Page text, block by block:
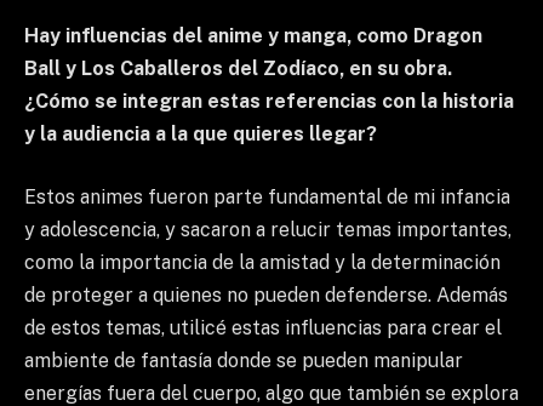
Hay influencias del anime y manga, como Dragon
Ball y Los Caballeros del Zodíaco, en su obra.
¿Cómo se integran estas referencias con la historia
y la audiencia a la que quieres llegar?
Estos animes fueron parte fundamental de mi infancia
y adolescencia, y sacaron a relucir temas importantes,
como la importancia de la amistad y la determinación
de proteger a quienes no pueden defenderse. Además
de estos temas, utilicé estas influencias para crear el
ambiente de fantasía donde se pueden manipular
energías fuera del cuerpo, algo que también se explora